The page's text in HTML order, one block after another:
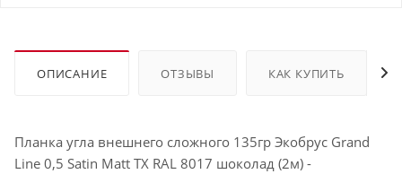
ОПИСАНИЕ ОТЗЫВЫ КАК КУПИТЬ
Планка угла внешнего сложного 135гр Экобрус Grand
Line 0,5 Satin Matt TX RAL 8017 шоколад (2м) -